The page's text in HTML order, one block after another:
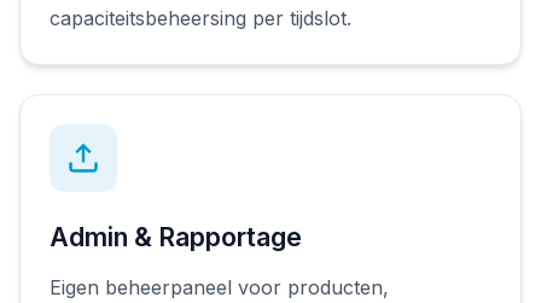
capaciteitsbeheersing per tijdslot.
Admin & Rapportage
Eigen beheerpaneel voor producten,